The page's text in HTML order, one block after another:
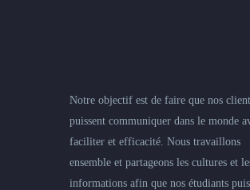
Notre objectif est de faire que nos
puissent communiquer dans le monde
faciliter et efficacité. Nous travaillons
ensemble et partageons les cultures et
informations afin que nos étudiants